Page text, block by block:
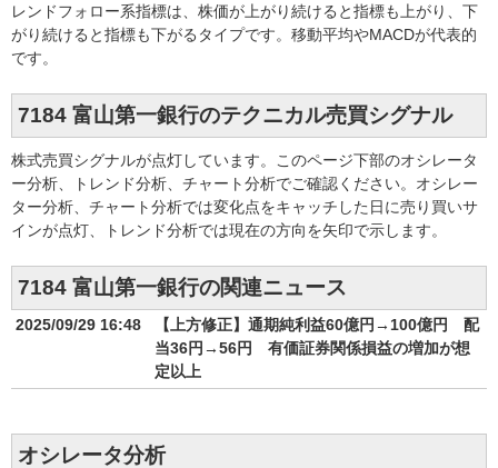
レンドフォロー系指標は、株価が上がり続けると指標も上がり、下
がり続けると指標も下がるタイプです。移動平均やMACDが代表的
です。
7184 富山第一銀行のテクニカル売買シグナル
株式売買シグナルが点灯しています。このページ下部のオシレータ
ー分析、トレンド分析、チャート分析でご確認ください。オシレー
ター分析、チャート分析では変化点をキャッチした日に売り買いサ
インが点灯、トレンド分析では現在の方向を矢印で示します。
7184 富山第一銀行の関連ニュース
2025/09/29 16:48
【上方修正】通期純利益60億円→100億円 配
当36円→56円 有価証券関係損益の増加が想
定以上
オシレータ分析